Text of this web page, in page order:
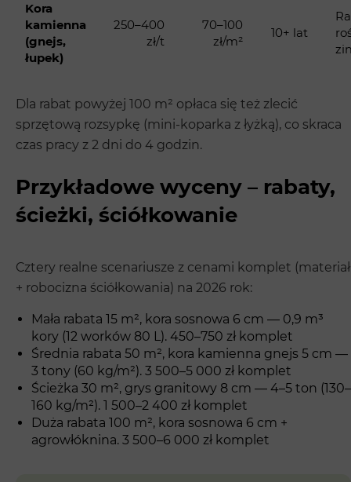
Kora
kamienna
(gnejs,
łupek)
250–400
zł/t
70–100
zł/m²
10+ lat
Dla rabat powyżej 100 m² opłaca się też zlecić
sprzętową rozsypkę (mini-koparka z łyżką), co skraca
czas pracy z 2 dni do 4 godzin.
Przykładowe wyceny – rabaty,
ścieżki, ściółkowanie
Cztery realne scenariusze z cenami komplet (materiał
+ robocizna ściółkowania) na 2026 rok:
Mała rabata 15 m², kora sosnowa 6 cm — 0,9 m³
kory (12 worków 80 L). 450–750 zł komplet
Średnia rabata 50 m², kora kamienna gnejs 5 cm —
3 tony (60 kg/m²). 3 500–5 000 zł komplet
Ścieżka 30 m², grys granitowy 8 cm — 4–5 ton (130–
160 kg/m²). 1 500–2 400 zł komplet
Duża rabata 100 m², kora sosnowa 6 cm +
agrowłóknina. 3 500–6 000 zł komplet